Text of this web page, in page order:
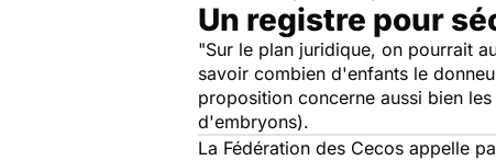
Un registre pour
"Sur le plan juridique, on pourrait
savoir combien d'enfants le
proposition concerne aussi bien
d'embryons).
La Fédération des Cecos appelle